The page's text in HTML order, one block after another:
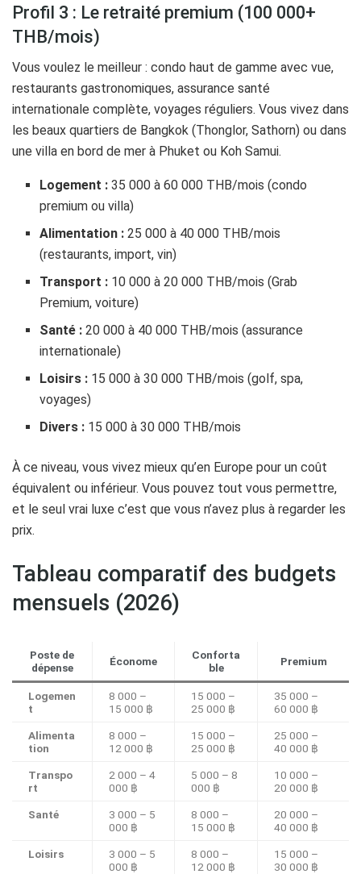
Profil 3 : Le retraité premium (100 000+
THB/mois)
Vous voulez le meilleur : condo haut de gamme avec vue,
restaurants gastronomiques, assurance santé
internationale complète, voyages réguliers. Vous vivez dans
les beaux quartiers de Bangkok (Thonglor, Sathorn) ou dans
une villa en bord de mer à Phuket ou Koh Samui.
Logement : 35 000 à 60 000 THB/mois (condo
premium ou villa)
Alimentation : 25 000 à 40 000 THB/mois
(restaurants, import, vin)
Transport : 10 000 à 20 000 THB/mois (Grab
Premium, voiture)
Santé : 20 000 à 40 000 THB/mois (assurance
internationale)
Loisirs : 15 000 à 30 000 THB/mois (golf, spa,
voyages)
Divers : 15 000 à 30 000 THB/mois
À ce niveau, vous vivez mieux qu’en Europe pour un coût
équivalent ou inférieur. Vous pouvez tout vous permettre,
et le seul vrai luxe c’est que vous n’avez plus à regarder les
prix.
Tableau comparatif des budgets
mensuels (2026)
Poste de
dépense
Économe
Conforta
ble
Premium
Logemen
t
8 000 –
15 000 ฿
15 000 –
25 000 ฿
35 000 –
60 000 ฿
Alimenta
tion
8 000 –
12 000 ฿
15 000 –
25 000 ฿
25 000 –
40 000 ฿
Transpo
rt
2 000 – 4
000 ฿
5 000 – 8
000 ฿
10 000 –
20 000 ฿
Santé
3 000 – 5
000 ฿
8 000 –
15 000 ฿
20 000 –
40 000 ฿
Loisirs
3 000 – 5
000 ฿
8 000 –
12 000 ฿
15 000 –
30 000 ฿